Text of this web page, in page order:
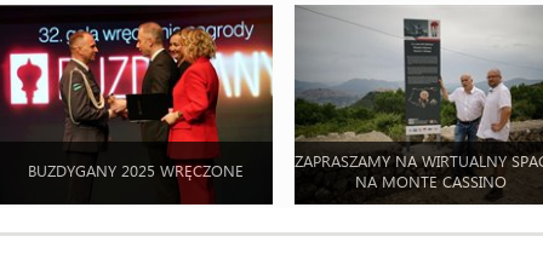
BUZDYGANY 2025 WRĘCZONE
ZAPRASZAMY NA WIRTUALNY
NA MONTE CASSINO